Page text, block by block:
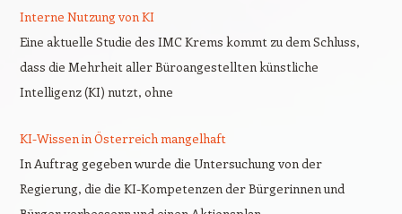
Interne Nutzung von KI
Eine aktuelle Studie des IMC Krems kommt zu dem Schluss,
dass die Mehrheit aller Büroangestellten künstliche
Intelligenz (KI) nutzt, ohne
KI-Wissen in Österreich mangelhaft
In Auftrag gegeben wurde die Untersuchung von der
Regierung, die die KI-Kompetenzen der Bürgerinnen und